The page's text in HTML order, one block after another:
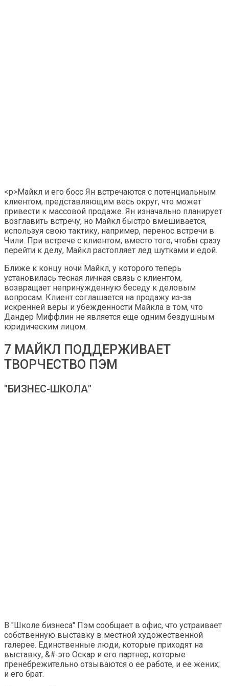
<р>Майкл и его босс Ян встречаются с потенциальным
клиентом, представляющим весь округ, что может
привести к массовой продаже. Ян изначально планирует
возглавить встречу, но Майкл быстро вмешивается,
используя свою тактику, например, перенос встречи в
Чили. При встрече с клиентом, вместо того, чтобы сразу
перейти к делу, Майкл растопляет лед шутками и едой.
Ближе к концу ночи Майкл, у которого теперь
установилась тесная личная связь с клиентом,
возвращает непринужденную беседу к деловым
вопросам. Клиент соглашается на продажу из-за
искренней веры и убежденности Майкла в том, что
Дандер Миффлин не является еще одним бездушным
юридическим лицом.
7 МАЙКЛ ПОДДЕРЖИВАЕТ
ТВОРЧЕСТВО ПЭМ
"БИЗНЕС-ШКОЛА"
В "Школе бизнеса" Пэм сообщает в офис, что устраивает
собственную выставку в местной художественной
галерее. Единственные люди, которые приходят на
выставку, &# это Оскар и его партнер, которые
пренебрежительно отзываются о ее работе, и ее жених;
и его брат.